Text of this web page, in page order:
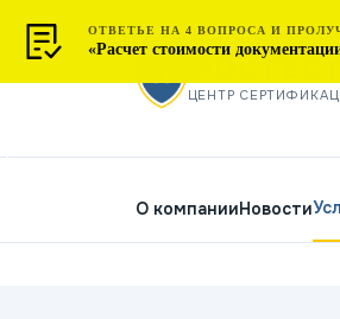
МОСТЕСТ
ЦЕНТР
О компанииНовости
ОТВЕТЬЕ НА 4 ВОПРОСА И
«Расчет стоимости